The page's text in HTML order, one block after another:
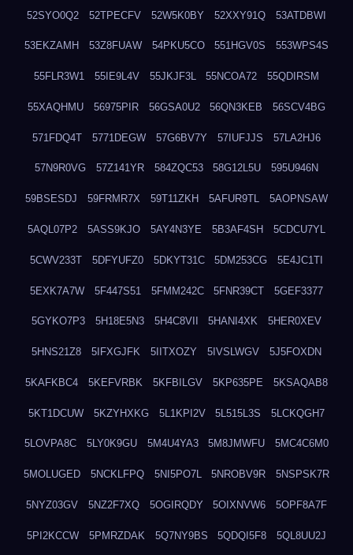
52SYO0Q2 52TPECFV 52W5K0BY 52XXY91Q 53ATDBWI
53EKZAMH 53Z8FUAW 54PKU5CO 551HGV0S 553WPS4S
55FLR3W1 55IE9L4V 55JKJF3L 55NCOA72 55QDIRSM
55XAQHMU 56975PIR 56GSA0U2 56QN3KEB 56SCV4BG
571FDQ4T 5771DEGW 57G6BV7Y 57IUFJJS 57LA2HJ6
57N9R0VG 57Z141YR 584ZQC53 58G12L5U 595U946N
59BSESDJ 59FRMR7X 59T11ZKH 5AFUR9TL 5AOPNSAW
5AQL07P2 5ASS9KJO 5AY4N3YE 5B3AF4SH 5CDCU7YL
5CWV233T 5DFYUFZ0 5DKYT31C 5DM253CG 5E4JC1TI
5EXK7A7W 5F447S51 5FMM242C 5FNR39CT 5GEF3377
5GYKO7P3 5H18E5N3 5H4C8VII 5HANI4XK 5HER0XEV
5HNS21Z8 5IFXGJFK 5IITXOZY 5IVSLWGV 5J5FOXDN
5KAFKBC4 5KEFVRBK 5KFBILGV 5KP635PE 5KSAQAB8
5KT1DCUW 5KZYHXKG 5L1KPI2V 5L515L3S 5LCKQGH7
5LOVPA8C 5LY0K9GU 5M4U4YA3 5M8JMWFU 5MC4C6M0
5MOLUGED 5NCKLFPQ 5NI5PO7L 5NROBV9R 5NSPSK7R
5NYZ03GV 5NZ2F7XQ 5OGIRQDY 5OIXNVW6 5OPF8A7F
5PI2KCCW 5PMRZDAK 5Q7NY9BS 5QDQI5F8 5QL8UU2J